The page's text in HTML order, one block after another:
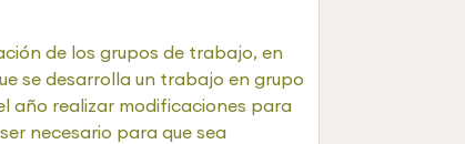
de los grupos de trabajo, en
se desarrolla un trabajo en grupo
año realizar modificaciones para
necesario para que sea